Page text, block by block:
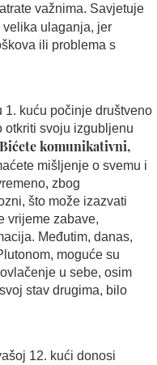
važnima. Savjetuje
velika ulaganja, jer
ili problema s
1. kuću počinje društveno
otkriti svoju izgubljenu
Bićete komunikativni,
mišljenje o svemu i
zbog
što može izazvati
vrijeme zabave,
Međutim, danas,
moguće su
u sebe, osim
stav drugima, bilo
12. kući donosi